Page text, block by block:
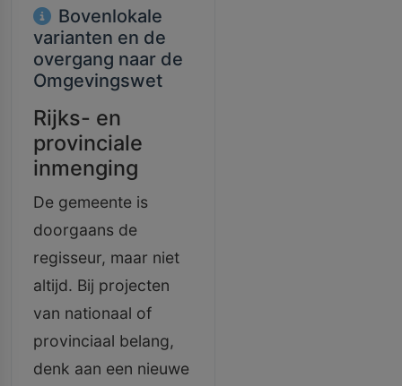
Bovenlokale
varianten en de
overgang naar de
Omgevingswet
Rijks- en
provinciale
inmenging
De gemeente is
doorgaans de
regisseur, maar niet
altijd. Bij projecten
van nationaal of
provinciaal belang,
denk aan een nieuwe